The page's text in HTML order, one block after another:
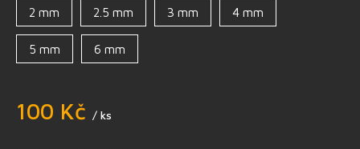
2 mm 2.5 mm 3 mm 4 mm
5 mm 6 mm
100 Kč / ks